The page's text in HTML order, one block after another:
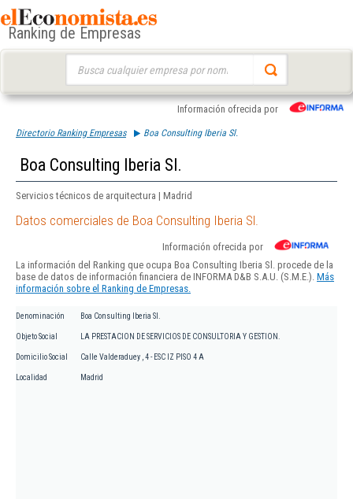
Ranking de Empresas
Información ofrecida por
Directorio Ranking Empresas Boa Consulting Iberia Sl.
Boa Consulting Iberia Sl.
Servicios técnicos de arquitectura | Madrid
Datos comerciales de Boa Consulting Iberia Sl.
Información ofrecida por
La información del Ranking que ocupa Boa Consulting Iberia Sl. procede de la
base de datos de información financiera de INFORMA D&B S.A.U. (S.M.E.). Más
información sobre el Ranking de Empresas.
Denominación Boa Consulting Iberia Sl.
Objeto Social LA PRESTACION DE SERVICIOS DE CONSULTORIA Y GESTION.
Domicilio Social Calle Valderaduey , 4 - ESC IZ PISO 4 A
Localidad Madrid